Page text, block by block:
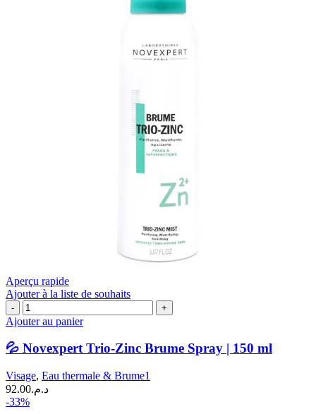
Aperçu rapide
Ajouter à la liste de souhaits
quantité
de
Novexpert
Trio-
Zinc
Brume
Spray
|
Ajouter au panier
💦 Novexpert Trio-Zinc Brume Spray | 150 ml
Visage, Eau thermale & Brume1
د.م.92.00
-33%